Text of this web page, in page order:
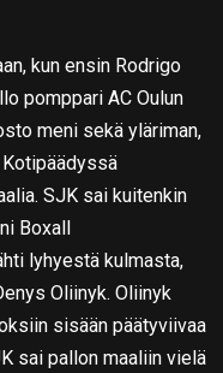
kun ensin Rodrigo
pomppari AC Oulun
meni sekä yläriman,
SJK sai kuitenkin
Boxall
lyhyestä kulmasta,
Oliinyk. Oliinyk
sisään päätyviivaa
sai pallon maaliin vielä